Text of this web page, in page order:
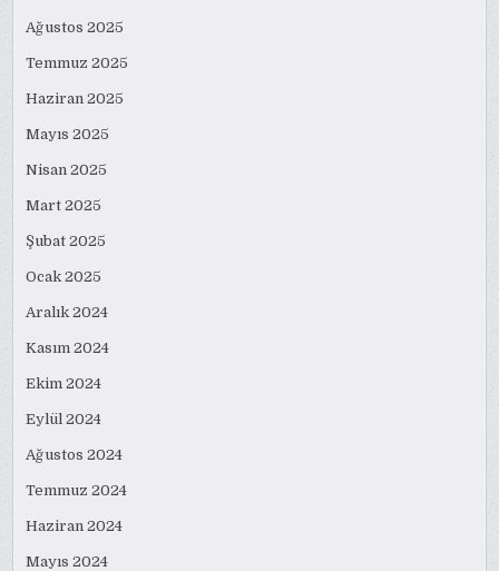
Ağustos 2025
Temmuz 2025
Haziran 2025
Mayıs 2025
Nisan 2025
Mart 2025
Şubat 2025
Ocak 2025
Aralık 2024
Kasım 2024
Ekim 2024
Eylül 2024
Ağustos 2024
Temmuz 2024
Haziran 2024
Mayıs 2024